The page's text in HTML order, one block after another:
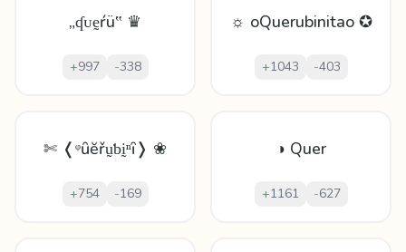
„ʠᴜḛŕü‟ ♛
+997 -338
☼ oQuerubinitao ✪
+1043 -403
✄ ❬ᵠȗĕřṵƅḭⁿȋ❭ ❀
+754 -169
◑ Quer
+1161 -627